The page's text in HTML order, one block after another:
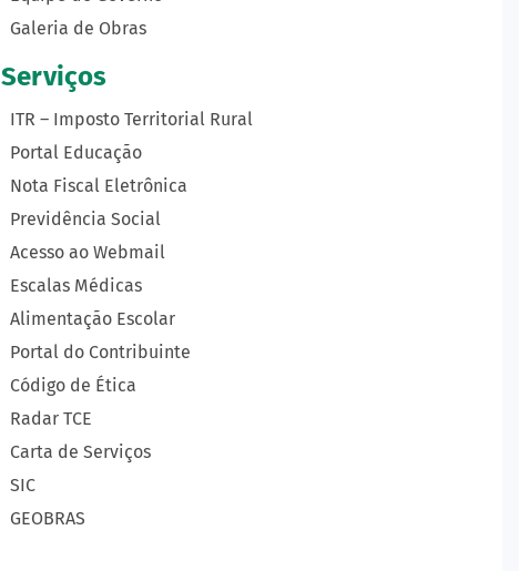
Galeria de Obras
Serviços
ITR – Imposto Territorial Rural
Portal Educação
Nota Fiscal Eletrônica
Previdência Social
Acesso ao Webmail
Escalas Médicas
Alimentação Escolar
Portal do Contribuinte
Código de Ética
Radar TCE
Carta de Serviços
SIC
GEOBRAS